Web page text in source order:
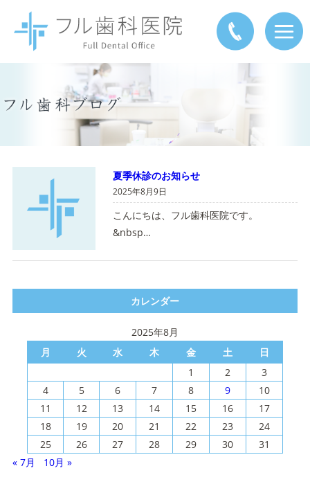
夏季休診のお知らせ
2025年8月9日
こんにちは、フル歯科医院です。
&nbsp…
カレンダー
2025年8月
月
火 水 木 金 土
日
1
2
3
4
5 6 7 8 9
10
11
12 13 14 15 16
17
18
19 20 21 22 23
24
25
26 27 28 29 30
31
« 7月
10月 »